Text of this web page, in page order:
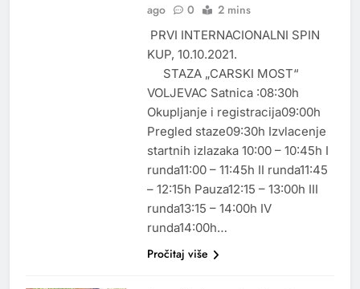
ago
0 2 mins
PRVI INTERNACIONALNI SPIN
KUP, 10.10.2021.
STAZA „CARSKI MOST“
VOLJEVAC Satnica :08:30h
Okupljanje i registracija09:00h
Pregled staze09:30h Izvlacenje
startnih izlazaka 10:00 – 10:45h I
runda11:00 – 11:45h II runda11:45
– 12:15h Pauza12:15 – 13:00h III
runda13:15 – 14:00h IV
runda14:00h…
Pročitaj više